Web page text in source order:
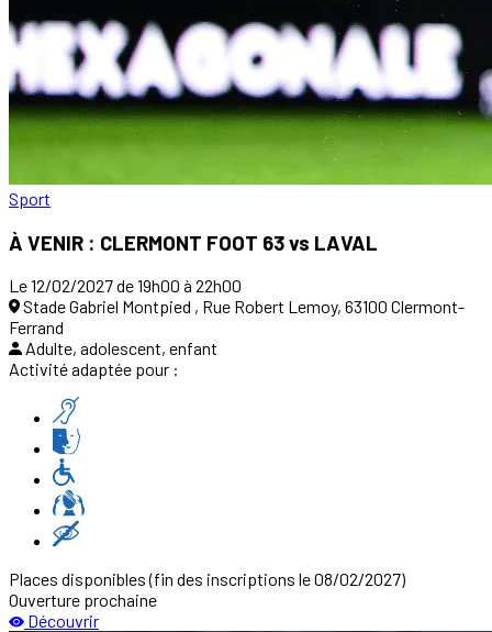
Sport
À VENIR : CLERMONT FOOT 63 vs LAVAL
Le 12/02/2027 de 19h00 à 22h00
Stade Gabriel Montpied , Rue Robert Lemoy, 63100 Clermont-
Ferrand
Adulte, adolescent, enfant
Activité adaptée pour :
Places disponibles(fin des inscriptions le 08/02/2027)
Ouverture prochaine
Découvrir